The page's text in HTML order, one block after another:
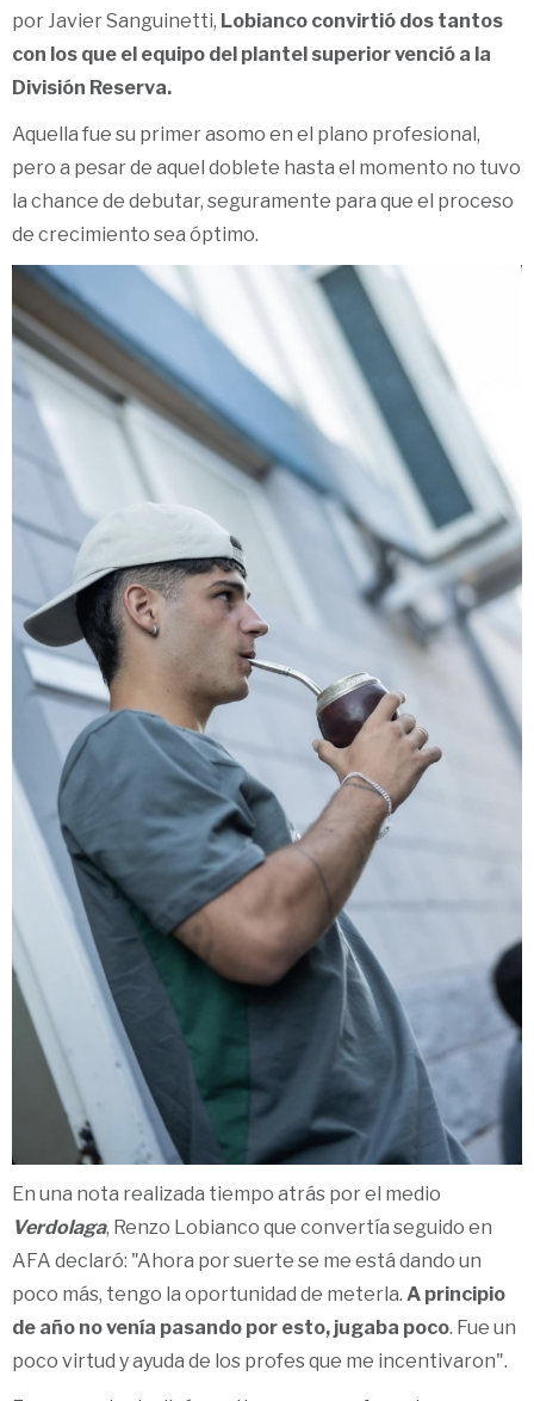
por Javier Sanguinetti, Lobianco convirtió dos tantos
con los que el equipo del plantel superior venció a la
División Reserva.
Aquella fue su primer asomo en el plano profesional,
pero a pesar de aquel doblete hasta el momento no tuvo
la chance de debutar, seguramente para que el proceso
de crecimiento sea óptimo.
En una nota realizada tiempo atrás por el medio
Verdolaga, Renzo Lobianco que convertía seguido en
AFA declaró: "Ahora por suerte se me está dando un
poco más, tengo la oportunidad de meterla. A principio
de año no venía pasando por esto, jugaba poco. Fue un
poco virtud y ayuda de los profes que me incentivaron".